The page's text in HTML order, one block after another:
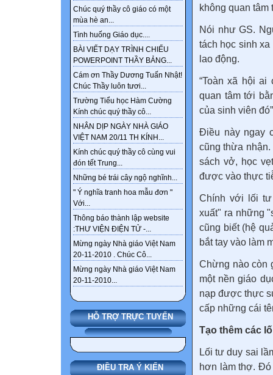
Chúc quý thầy cô giáo có một
mùa hè an...
Tình huống Giáo dục....
BÀI VIẾT DẠY TRÌNH CHIẾU
POWERPOINT THẦY BẢNG...
Cám ơn Thầy Dương Tuấn Nhật!
Chúc Thầy luôn tươi...
Trường Tiểu học Hàm Cường
Kính chúc quý thầy cô...
NHÂN DỊP NGÀY NHÀ GIÁO
VIỆT NAM 20/11 TH KÍNH...
Kính chúc quý thầy cô cùng vui
đón tết Trung...
Những bé trái cây ngộ nghĩnh...
" Ý nghĩa tranh hoa mẫu đơn "
Với...
Thông báo thành lập website
:THƯ VIỆN ĐIỆN TỬ -...
Mừng ngày Nhà giáo Việt Nam
20-11-2010 . Chúc Cô...
Mừng ngày Nhà giáo Việt Nam
20-11-2010...
HỖ TRỢ TRỰC TUYẾN
ĐIỀU TRA Ý KIẾN
không quan tâm
Nói như GS.
tách học sinh
lao động.
“Toàn xã hội ai
quan tâm tới
của sinh viên
Điều này ngay
cũng thừa
sách vở, học
được vào thực
Chính với lối tư
xuất" ra những
cũng biết (hệ
bắt tay vào làm
Chừng nào còn
một nền giáo
nạp được thực
cấp những cái
Tạo thêm các
Lối tư duy sai
hơn làm thợ. Đó